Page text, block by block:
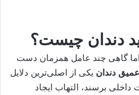
دندان چیست؟
گاهی چند عامل همزمان دست
دندان یکی از اصلی‌ترین دلایل
برسند، التهاب ایجاد